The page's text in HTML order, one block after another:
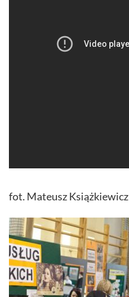
fot. Mateusz Książkiewicz